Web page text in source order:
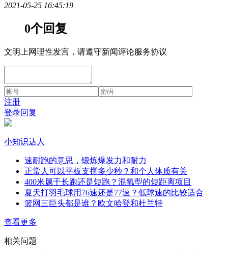
2021-05-25 16:45:19
0个回复
文明上网理性发言，请遵守新闻评论服务协议
注册
登录回复
小知识达人
速耐跑的意思，锻炼爆发力和耐力
正常人可以平板支撑多少秒？和个人体质有关
400米属于长跑还是短跑？混氧型的短距离项目
夏天打羽毛球用76速还是77速？低球速的比较适合
篮网三巨头都是谁？欧文哈登和杜兰特
查看更多
相关问题